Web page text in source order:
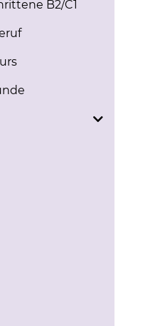
B2/C1